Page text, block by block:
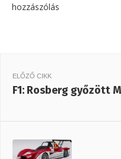
hozzászólás
ELŐZŐ CIKK
F1: Rosberg győzött